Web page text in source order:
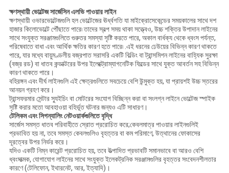
ক্ষণস্থায়ী ভোল্টেজ সার্জেসিন এলভি পাওয়ার লাইন
ক্ষণস্থায়ী ওভারভোল্টেজগুলি হল ভোল্টেজের ঊর্ধ্বগতি যা মাইক্রোসেকেন্ডের সময়কালের সাথে দশ
হাজার কিলোভোল্টে পৌঁছাতে পারে৷ তাদের স্বল্প সময় থাকা সত্ত্বেও, উচ্চ শক্তির উপাদান লাইনের
সাথে সংযুক্ত সরঞ্জামগুলিতে গুরুতর সমস্যা সৃষ্টি করতে পারে, অকাল বার্ধক্য থেকে ধ্বংস পর্যন্ত,
পরিষেবাতে বাধা এবং আর্থিক ক্ষতির কারণ হতে পারে৷ .এই ধরনের ঢেউয়ের বিভিন্ন কারণ থাকতে
পারে, যার মধ্যে বায়ুমণ্ডলীয় বজ্রপাত সরাসরি একটি বিল্ডিং বা ট্রান্সমিশন লাইনের বাহ্যিক সুরক্ষা
(বজ্র রড) বা ধাতব কন্ডাক্টরের উপর ইলেক্ট্রোম্যাগনেটিক ফিল্ডের সাথে যুক্ত আবর্তন সহ বিভিন্ন
কারণ থাকতে পারে।
বহিরঙ্গন এবং দীর্ঘ লাইনগুলি এই ক্ষেত্রগুলিতে সবচেয়ে বেশি উন্মুক্ত হয়, যা প্রায়শই উচ্চ স্তরের
আনয়ন গ্রহণ করে।
ট্রান্সফরমার সেন্টার স্যুইচিং বা মোটরের সংযোগ বিচ্ছিন্ন করা বা সংলগ্ন লাইনে ভোল্টেজ স্পাইক
সৃষ্টি করার মতো আবহাওয়া বহির্ভূত ঘটনার জন্যও এটি সাধারণ।
টেলিকম এবং সিগন্যালিং নেটওয়ার্কগুলিতে বৃদ্ধি
সার্জেস সমস্ত ধাতব পরিবাহীতে স্রোত প্ররোচিত করে;কেবলমাত্র পাওয়ার লাইনগুলিই
প্রভাবিত হয় না, তবে সমস্ত কেবলগুলিও বৃহত্তর বা কম পরিমাণে, উত্থানের ফোকাসের
দূরত্বের উপর নির্ভর করে।
যদিও একটি নিম্ন কারেন্ট প্ররোচিত হয়, তবে উত্পাদিত প্রভাবটি সমানভাবে বা আরও বেশি
ধ্বংসাত্মক, যোগাযোগ লাইনের সাথে সংযুক্ত ইলেকট্রনিক সরঞ্জামগুলির বৃহত্তর সংবেদনশীলতার
কারণে (টেলিফোন, ইথারনেট, আর, ইত্যাদি)।